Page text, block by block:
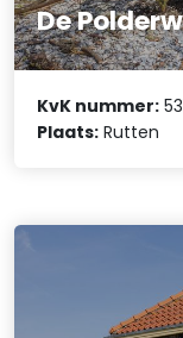
De
KvK nummer:
Plaats: Rutten